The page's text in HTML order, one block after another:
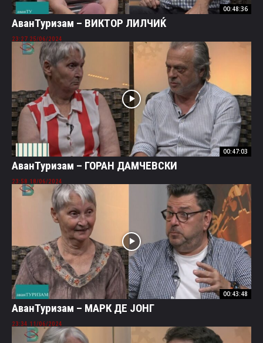
00:48:36
AванТуризам – ВИКТОР ЛИЛЧИЌ
25/06/2024 23:27
00:47:03
AванТуризам – ГОРАН ДАМЧЕВСКИ
18/06/2024 23:58
00:43:48
AванТуризам – МАРК ДЕ ЈОНГ
11/06/2024 23:34